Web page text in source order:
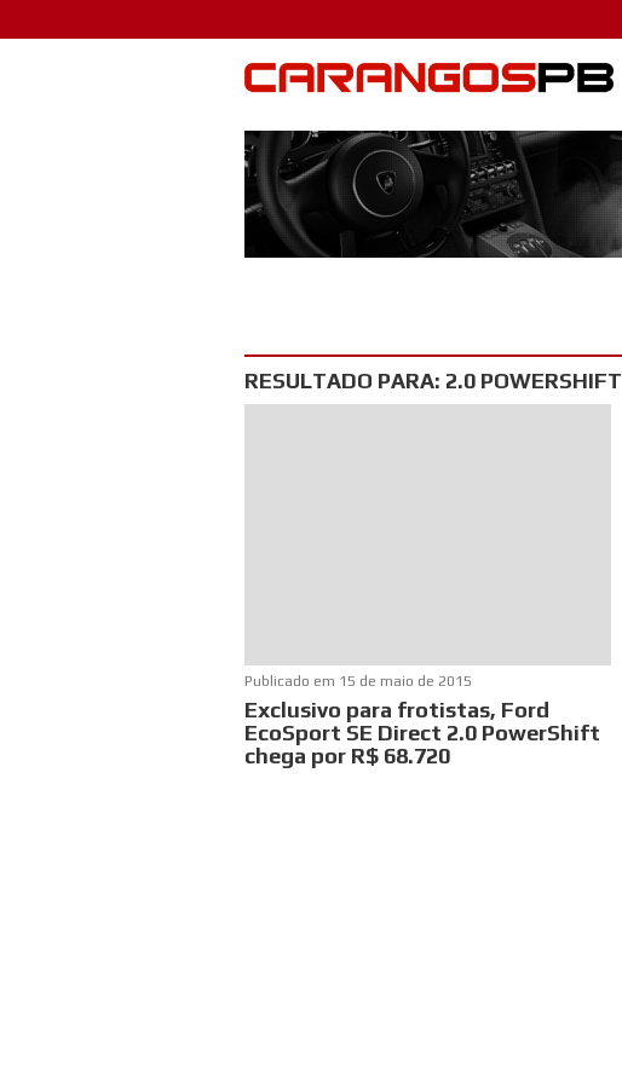
RESULTADO PARA: 2.0 POWERSHIFT
Publicado em 15 de maio de 2015
Exclusivo para frotistas, Ford
EcoSport SE Direct 2.0 PowerShift
chega por R$ 68.720